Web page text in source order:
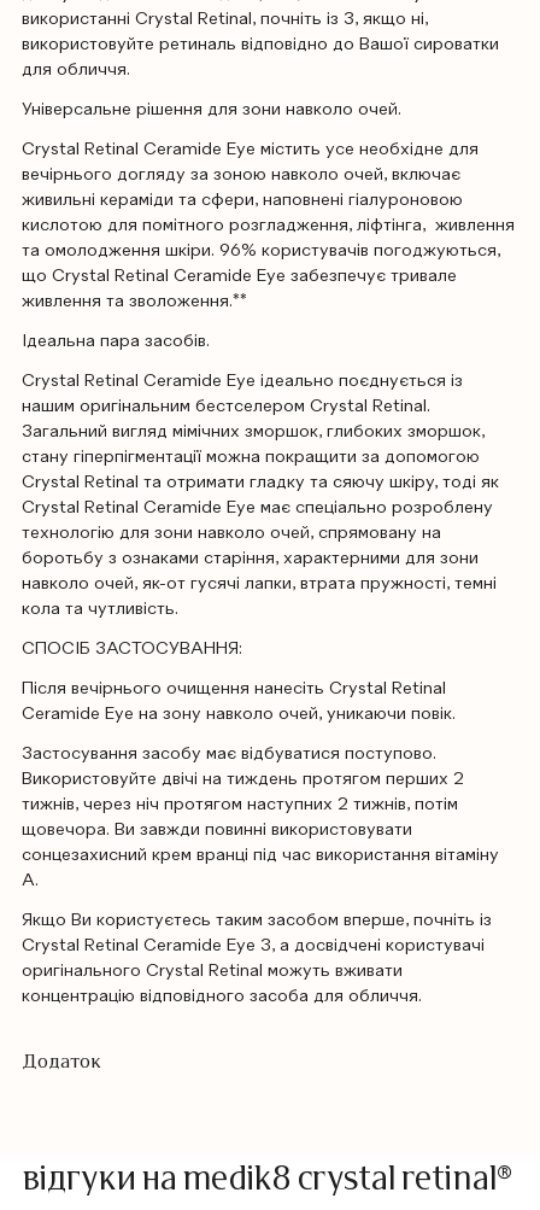
використанні Crystal Retinal, почніть із 3, якщо ні,
використовуйте ретиналь відповідно до Вашої сироватки
для обличчя.
Універсальне рішення для зони навколо очей.
Crystal Retinal Ceramide Eye містить усе необхідне для
вечірнього догляду за зоною навколо очей, включає
живильні кераміди та сфери, наповнені гіалуроновою
кислотою для помітного розгладження, ліфтінга, живлення
та омолодження шкіри. 96% користувачів погоджуються,
що Crystal Retinal Ceramide Eye забезпечує тривале
живлення та зволоження.**
Ідеальна пара засобів.
Crystal Retinal Ceramide Eye ідеально поєднується із
нашим оригінальним бестселером Crystal Retinal.
Загальний вигляд мімічних зморшок, глибоких зморшок,
стану гіперпігментації можна покращити за допомогою
Crystal Retinal та отримати гладку та сяючу шкіру, тоді як
Crystal Retinal Ceramide Eye має спеціально розроблену
технологію для зони навколо очей, спрямовану на
боротьбу з ознаками старіння, характерними для зони
навколо очей, як-от гусячі лапки, втрата пружності, темні
кола та чутливість.
СПОСІБ ЗАСТОСУВАННЯ:
Після вечірнього очищення нанесіть Crystal Retinal
Ceramide Eye на зону навколо очей, уникаючи повік.
Застосування засобу має відбуватися поступово.
Використовуйте двічі на тиждень протягом перших 2
тижнів, через ніч протягом наступних 2 тижнів, потім
щовечора. Ви завжди повинні використовувати
сонцезахисний крем вранці під час використання вітаміну
А.
Якщо Ви користуєтесь таким засобом вперше, почніть із
Crystal Retinal Ceramide Eye 3, а досвідчені користувачі
оригінального Crystal Retinal можуть вживати
концентрацію відповідного засоба для обличчя.
Додаток
відгуки на medik8 crystal retinal®